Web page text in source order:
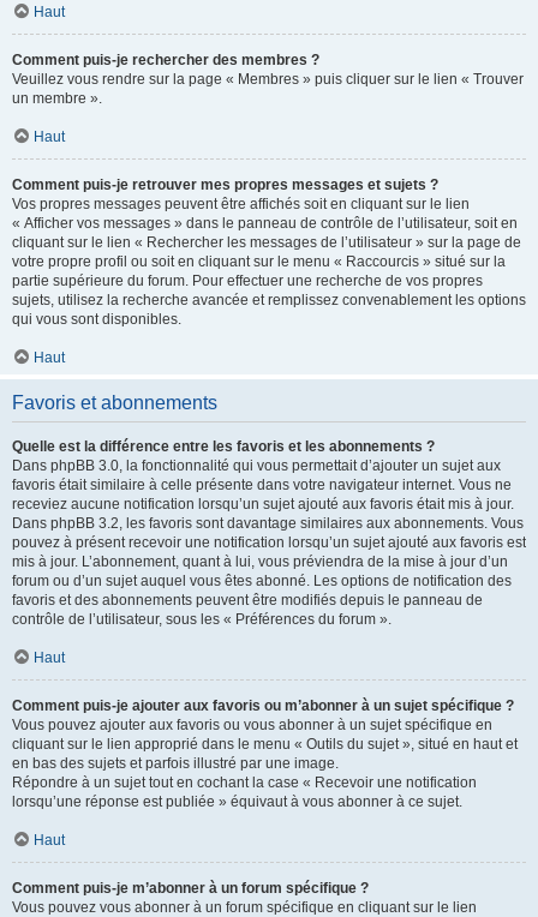
Haut
Comment puis-je rechercher des membres ?
Veuillez vous rendre sur la page « Membres » puis cliquer sur le lien « Trouver
un membre ».
Haut
Comment puis-je retrouver mes propres messages et sujets ?
Vos propres messages peuvent être affichés soit en cliquant sur le lien
« Afficher vos messages » dans le panneau de contrôle de l’utilisateur, soit en
cliquant sur le lien « Rechercher les messages de l’utilisateur » sur la page de
votre propre profil ou soit en cliquant sur le menu « Raccourcis » situé sur la
partie supérieure du forum. Pour effectuer une recherche de vos propres
sujets, utilisez la recherche avancée et remplissez convenablement les options
qui vous sont disponibles.
Haut
Favoris et abonnements
Quelle est la différence entre les favoris et les abonnements ?
Dans phpBB 3.0, la fonctionnalité qui vous permettait d’ajouter un sujet aux
favoris était similaire à celle présente dans votre navigateur internet. Vous ne
receviez aucune notification lorsqu’un sujet ajouté aux favoris était mis à jour.
Dans phpBB 3.2, les favoris sont davantage similaires aux abonnements. Vous
pouvez à présent recevoir une notification lorsqu’un sujet ajouté aux favoris est
mis à jour. L’abonnement, quant à lui, vous préviendra de la mise à jour d’un
forum ou d’un sujet auquel vous êtes abonné. Les options de notification des
favoris et des abonnements peuvent être modifiés depuis le panneau de
contrôle de l’utilisateur, sous les « Préférences du forum ».
Haut
Comment puis-je ajouter aux favoris ou m’abonner à un sujet spécifique ?
Vous pouvez ajouter aux favoris ou vous abonner à un sujet spécifique en
cliquant sur le lien approprié dans le menu « Outils du sujet », situé en haut et
en bas des sujets et parfois illustré par une image.
Répondre à un sujet tout en cochant la case « Recevoir une notification
lorsqu’une réponse est publiée » équivaut à vous abonner à ce sujet.
Haut
Comment puis-je m’abonner à un forum spécifique ?
Vous pouvez vous abonner à un forum spécifique en cliquant sur le lien